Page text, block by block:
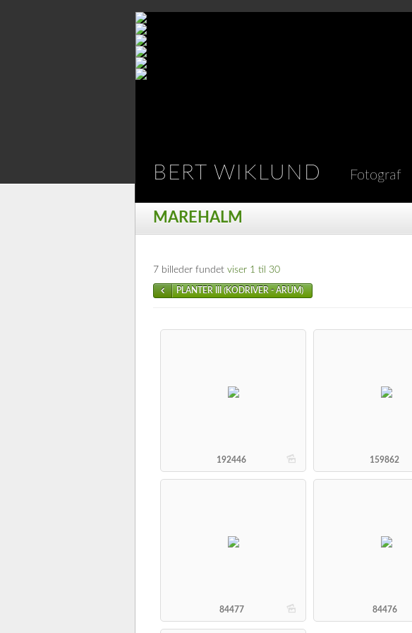
BERT WIKLUND Fotograf
MAREHALM
7 billeder fundet viser 1 til 30
PLANTER III (KODRIVER - ARUM)
b
192446 159862
b
84477 84476